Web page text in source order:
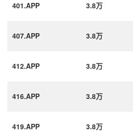
401.APP 3.8万
407.APP 3.8万
412.APP 3.8万
416.APP 3.8万
419.APP 3.8万